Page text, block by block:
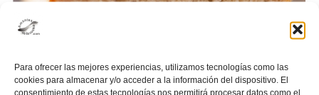
Para ofrecer las mejores experiencias, utilizamos tecnologías como las
cookies para almacenar y/o acceder a la información del dispositivo. El
consentimiento de estas tecnologías nos permitirá procesar datos como el